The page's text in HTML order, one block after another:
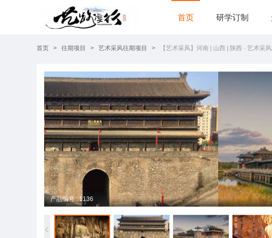
首页 研学订制
首页 > 往期项目 > 艺术采风往期项目 > 【艺术采风】河南 | 山西 | 陕西 · 艺术采
产品编号 : 1136